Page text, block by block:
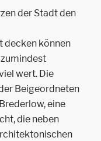
der Stadt den
decken können
wert. Die
Beigeordneten
eine
die neben